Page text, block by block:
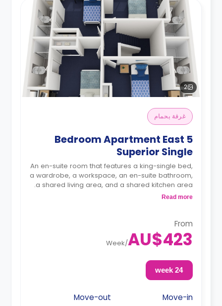
2
غرفة بحمام
5 Bedroom Apartment East
Superior Single
An en-suite room that features a king-single bed,
a wardrobe, a workspace, an en-suite bathroom,
a shared living area, and a shared kitchen area.
The room comes with an air conditioner.
Read more
From
AU$423
/
Week
24 week
Move-in
Move-out